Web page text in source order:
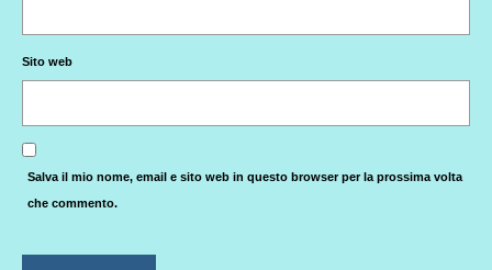
Sito web
Salva il mio nome, email e sito web in questo browser per la prossima volta
che commento.